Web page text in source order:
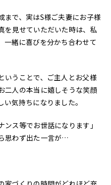
まで、実はS様ご夫妻にお子様
を見せていただいた時は、私
一緒に喜びを分かち合わせて
いうことで、ご主人とお父様
二人の本当に嬉しそうな笑顔
気持ちになりました。
ス等でお世話になります」
思わず出た一言が…